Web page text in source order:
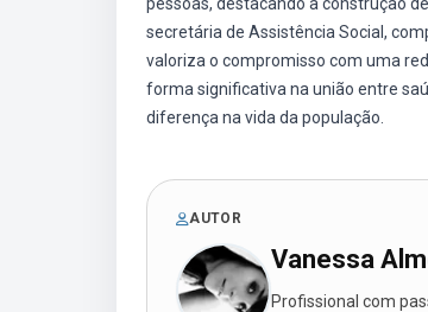
secretária de Assistência Social,
valoriza o compromisso com uma
forma significativa na união entre
diferença na vida da população.
AUTOR
Vanessa
Profissional com